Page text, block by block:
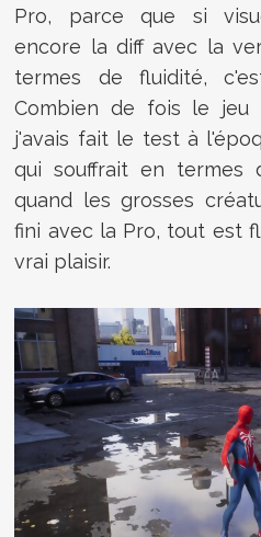
Pro, parce que si
encore la diff avec la
termes de fluidité,
Combien de fois le jeu
j'avais fait le test à
qui souffrait en termes
quand les grosses
fini avec la Pro, tout est
vrai plaisir.